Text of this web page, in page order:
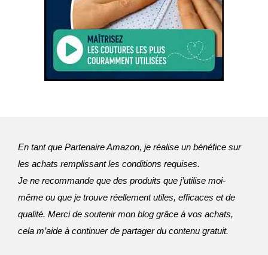
En tant que Partenaire Amazon, je réalise un bénéfice sur
les achats remplissant les conditions requises.
Je ne recommande que des produits que j’utilise moi-
même ou que je trouve réellement utiles, efficaces et de
qualité. Merci de soutenir mon blog grâce à vos achats,
cela m’aide à continuer de partager du contenu gratuit.